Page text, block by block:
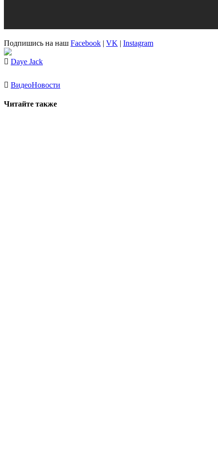
Подпишись на наш Facebook | VK | Instagram
Daye Jack
ВидеоНовости
Читайте также